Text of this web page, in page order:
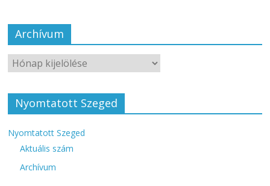
Archívum
Nyomtatott Szeged
Nyomtatott Szeged
Aktuális szám
Archívum